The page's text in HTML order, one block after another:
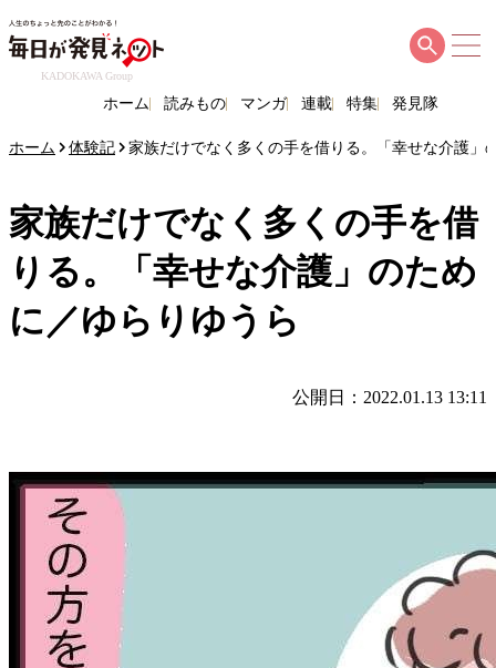
KADOKAWA Group
ホーム 読みもの マンガ 連載 特集 発見隊
ホーム 体験記 家族だけでなく多くの手を借りる。「幸せな介護」
家族だけでなく多くの手を借
りる。「幸せな介護」のため
に／ゆらりゆうら
公開日：2022.01.13 13:11